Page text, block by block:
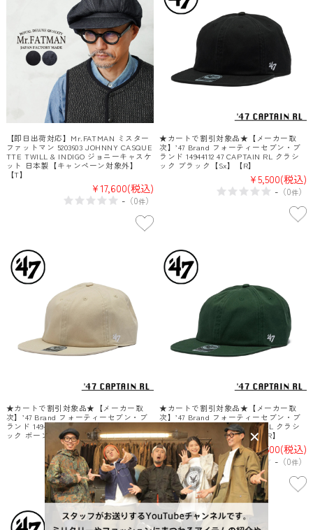
【即日出荷対応】Mr.FATMAN ミスター
ファットマン 5203603 JOHNNY CASQUE
TTE TWILL & INDIGO ジョニーキャスケ
ット 日本製【キャンペーン対象外】
【T】
¥17,600(税込)
-（0件）
★カートで割引対象品★【メーカー取
次】’47 Brand フォーティーセブン・ブ
ランド 14944112 47 CAPTAIN RL クラシ
ック ブラック【Sx】【R】
¥5,500(税込)
- （0件）
★カートで割引対象品★【メーカー取
次】’47 Brand フォーティーセブン・ブ
ランド 14944111 47 CAPTAIN RL クラシ
ック ボーン【Sx】【R】
¥5,500(税込)
-（0件）
★カートで割引対象品★【メーカー取
次】’47 Brand フォーティーセブン・ブ
ランド 14944110 47 CAPTAIN RL クラシ
ック ダークグリーン【Sx】【R】
¥5,500(税込)
- （0件）